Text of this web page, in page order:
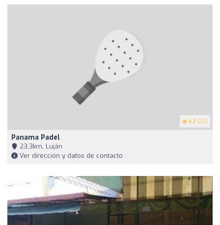
4.7 (20)
Panama Padel
23,3km, Luján
Ver dirección y datos de contacto